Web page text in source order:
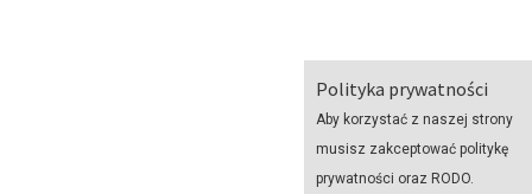
Polityka prywatności
Aby korzystać z naszej strony
musisz zakceptować politykę
prywatności oraz RODO.